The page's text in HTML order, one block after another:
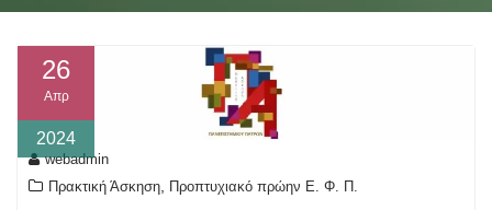
26
Απρ
2024
webadmin
Πρακτική Άσκηση
Προπτυχιακό πρώην Ε. Φ. Π.